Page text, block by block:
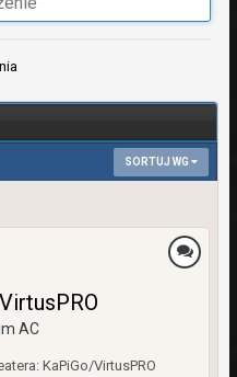
SORTUJ WG
AC
KaPiGo/VirtusPRO